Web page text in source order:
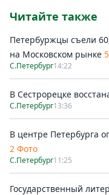
Читайте также
Петербуржцы съели
на Московском рынке
С.Петербург14:22
В Сестрорецке
С.Петербург13:36
В центре Петербурга
2 Фото
С.Петербург11:25
Государственный